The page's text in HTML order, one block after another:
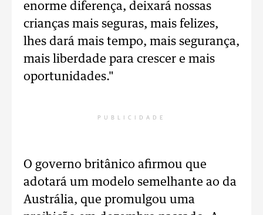
enorme diferença, deixará nossas
crianças mais seguras, mais felizes,
lhes dará mais tempo, mais segurança,
mais liberdade para crescer e mais
oportunidades."
PUBLICIDADE
O governo britânico afirmou que
adotará um modelo semelhante ao da
Austrália, que promulgou uma